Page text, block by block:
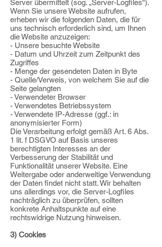
Server übermittelt (sog. „Server-Logfiles“).
Wenn Sie unsere Website aufrufen,
erheben wir die folgenden Daten, die für
uns technisch erforderlich sind, um Ihnen
die Website anzuzeigen:
- Unsere besuchte Website
- Datum und Uhrzeit zum Zeitpunkt des
Zugriffes
- Menge der gesendeten Daten in Byte
- Quelle/Verweis, von welchem Sie auf die
Seite gelangten
- Verwendeter Browser
- Verwendetes Betriebssystem
- Verwendete IP-Adresse (ggf.: in
anonymisierter Form)
Die Verarbeitung erfolgt gemäß Art. 6 Abs.
1 lit. f DSGVO auf Basis unseres
berechtigten Interesses an der
Verbesserung der Stabilität und
Funktionalität unserer Website. Eine
Weitergabe oder anderweitige Verwendung
der Daten findet nicht statt. Wir behalten
uns allerdings vor, die Server-Logfiles
nachträglich zu überprüfen, sollten
konkrete Anhaltspunkte auf eine
rechtswidrige Nutzung hinweisen.
3) Cookies